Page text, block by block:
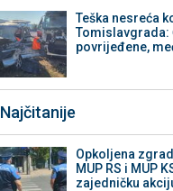
Teška nesreća
Tomislavgrada:
povrijeđene,
Najčitanije
Opkoljena
MUP RS i MUP
zajedničku